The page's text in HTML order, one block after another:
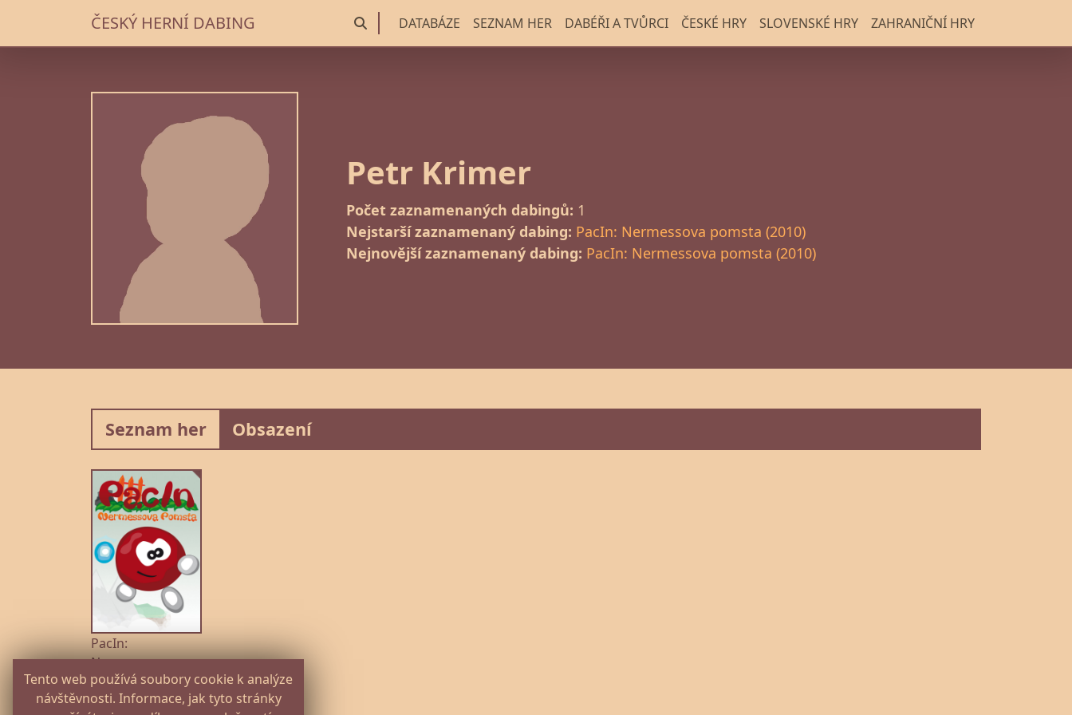
Tento web používá soubory cookie k analýze
návštěvnosti. Informace, jak tyto stránky
ČESKÝ HERNÍ DABING DATABÁZE SEZNAM HER DABÉŘI A TVŮRCI ČESKÉ HRY SLOVENSKÉ HRY ZAHRANIČNÍ HRY
Petr Krimer
Počet zaznamenaných dabingů: 1
Nejstarší zaznamenaný dabing: PacIn: Nermessova pomsta (2010)
Nejnovější zaznamenaný dabing: PacIn: Nermessova pomsta (2010)
Seznam her Obsazení
PacIn:
Nermessova
pomsta (2010)